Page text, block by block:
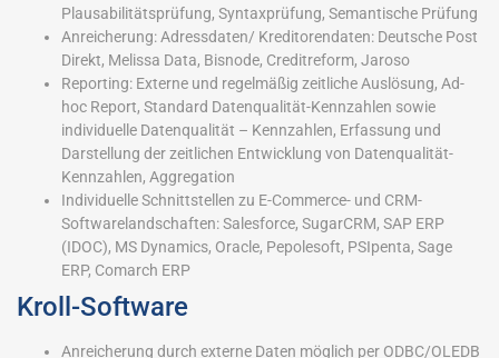
Plausabilitätsprüfung, Syntaxprüfung, Semantische Prüfung
Anreicherung: Adressdaten/ Kreditorendaten: Deutsche Post
Direkt, Melissa Data, Bisnode, Creditreform, Jaroso
Reporting: Externe und regelmäßig zeitliche Auslösung, Ad-
hoc Report, Standard Datenqualität-Kennzahlen sowie
individuelle Datenqualität – Kennzahlen, Erfassung und
Darstellung der zeitlichen Entwicklung von Datenqualität-
Kennzahlen, Aggregation
Individuelle Schnittstellen zu E-Commerce- und CRM-
Softwarelandschaften: Salesforce, SugarCRM, SAP ERP
(IDOC), MS Dynamics, Oracle, Pepolesoft, PSIpenta, Sage
ERP, Comarch ERP
Kroll-Software
Anreicherung durch externe Daten möglich per ODBC/OLEDB